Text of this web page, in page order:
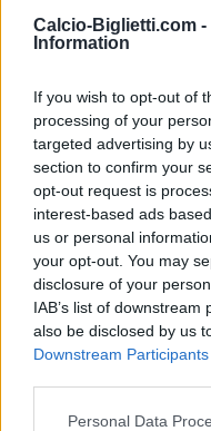
Calcio-Biglietti.com -
Information
If you wish to opt-out of
processing of your
targeted advertising by
section to confirm your
opt-out request is
interest-based ads
us or personal
your opt-out. You may
disclosure of your
IAB’s list of
also be disclosed by us
Downstream Participants
Personal Data
Biglietti
Nessun
Nessun
Nessun
Nessun
Nessun